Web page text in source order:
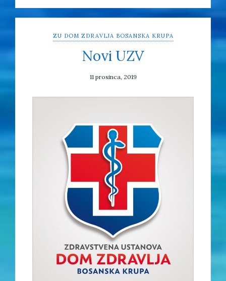
ZU DOM ZDRAVLJA BOSANSKA KRUPA
Novi UZV
11 prosinca, 2019